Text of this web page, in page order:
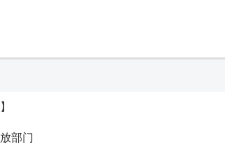
部门